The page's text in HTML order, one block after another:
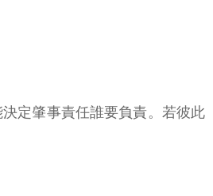
定肇事責任誰要負責。若彼此